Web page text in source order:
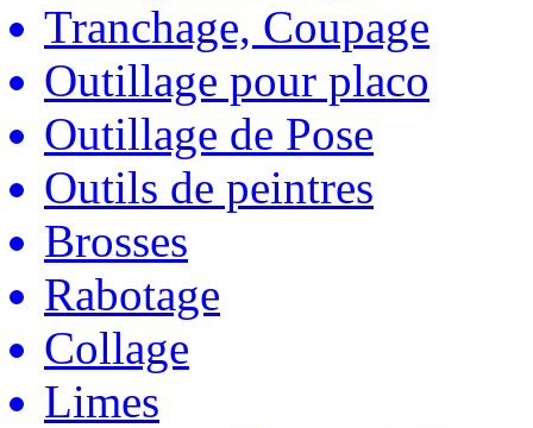
Tranchage, Coupage
Outillage pour placo
Outillage de Pose
Outils de peintres
Brosses
Rabotage
Collage
Limes